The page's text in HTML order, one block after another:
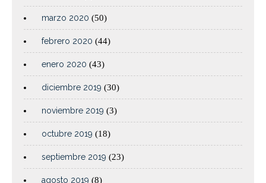
marzo 2020 (50)
febrero 2020 (44)
enero 2020 (43)
diciembre 2019 (30)
noviembre 2019 (3)
octubre 2019 (18)
septiembre 2019 (23)
agosto 2019 (8)